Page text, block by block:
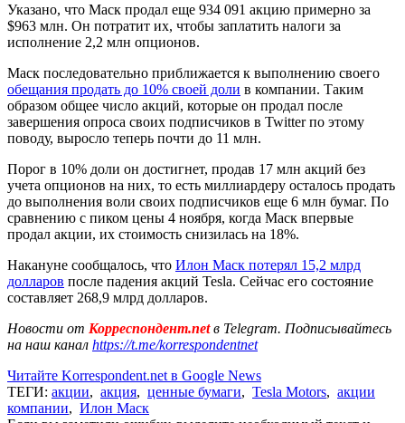
Указано, что Маск продал еще 934 091 акцию примерно за
$963 млн. Он потратит их, чтобы заплатить налоги за
исполнение 2,2 млн опционов.
Маск последовательно приближается к выполнению своего
обещания продать до 10% своей доли в компании. Таким
образом общее число акций, которые он продал после
завершения опроса своих подписчиков в Twitter по этому
поводу, выросло теперь почти до 11 млн.
Порог в 10% доли он достигнет, продав 17 млн акций без
учета опционов на них, то есть миллиардеру осталось продать
до выполнения воли своих подписчиков еще 6 млн бумаг. По
сравнению с пиком цены 4 ноября, когда Маск впервые
продал акции, их стоимость снизилась на 18%.
Накануне сообщалось, что Илон Маск потерял 15,2 млрд
долларов после падения акций Tesla. Сейчас его состояние
составляет 268,9 млрд долларов.
Новости от Корреспондент.netв Telegram. Подписывайтесь
на наш канал https://t.me/korrespondentnet
Читайте Korrespondent.net в Google News
ТЕГИ: акции, акция, ценные бумаги, Tesla Motors, акции
компании, Илон Маск